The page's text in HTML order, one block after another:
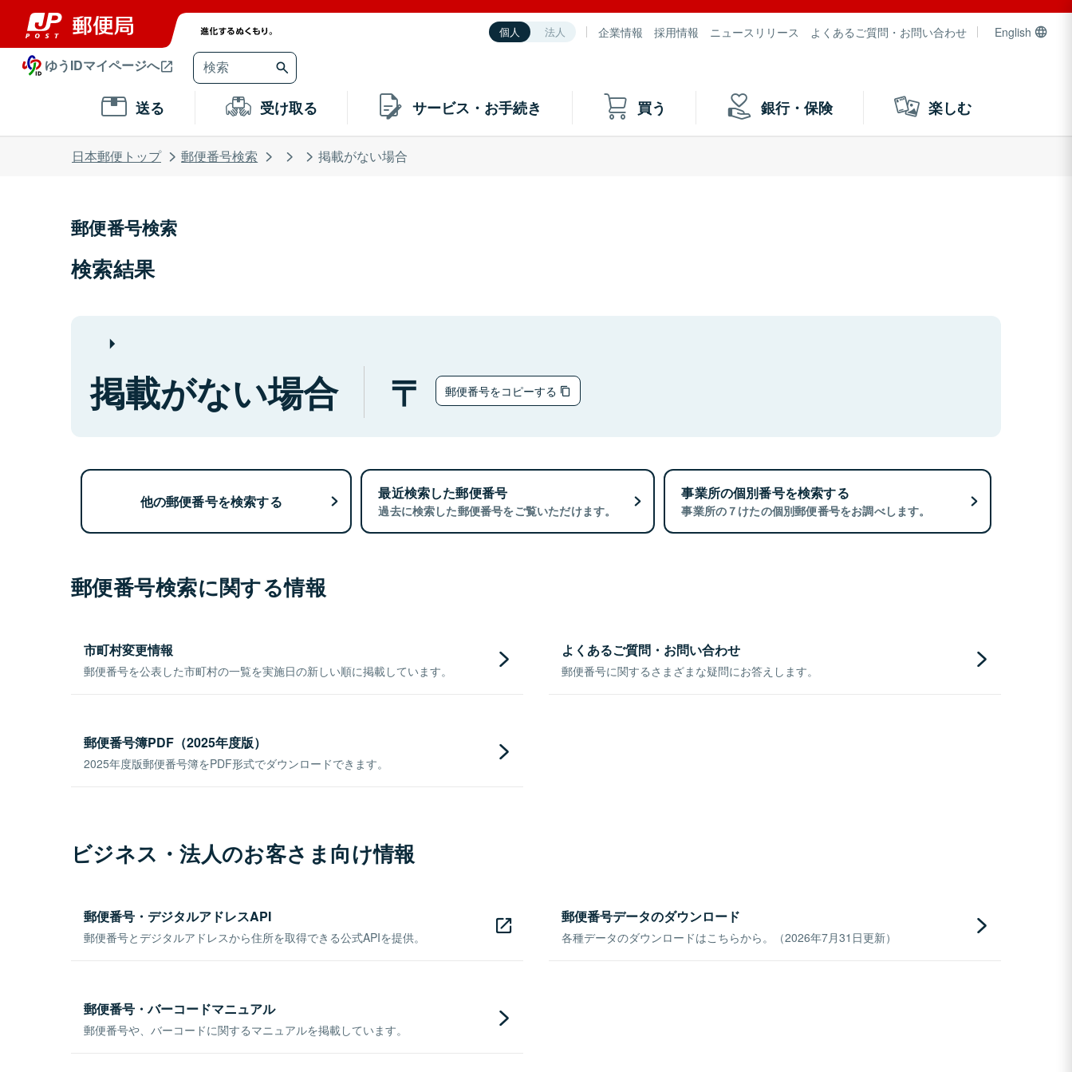
個人 法人 企業情報 採用情報 ニュースリリース よくあるご質問・お問い合わせ English
ゆうIDマイページへ
送る 受け取る サービス・お手続き 買う 銀行・保険 楽しむ
日本郵便トップ 郵便番号検索 掲載がない場合
郵便番号検索
検索結果
掲載がない場合 郵便番号をコピーする
他の郵便番号を検索する 最近検索した郵便番号
過去に検索した郵便番号をご覧いただけます。
事業所の個別番号を検索する
事業所の７けたの個別郵便番号をお調べします。
郵便番号検索に関する情報
市町村変更情報
郵便番号を公表した市町村の一覧を実施日の新しい順に掲載しています。
よくあるご質問・お問い合わせ
郵便番号に関するさまざまな疑問にお答えします。
郵便番号簿PDF（2025年度版）
2025年度版郵便番号簿をPDF形式でダウンロードできます。
ビジネス・法人のお客さま向け情報
郵便番号・デジタルアドレスAPI
郵便番号とデジタルアドレスから住所を取得できる公式APIを提供。
郵便番号データのダウンロード
各種データのダウンロードはこちらから。（2026年7月31日更新）
郵便番号・バーコードマニュアル
郵便番号や、バーコードに関するマニュアルを掲載しています。